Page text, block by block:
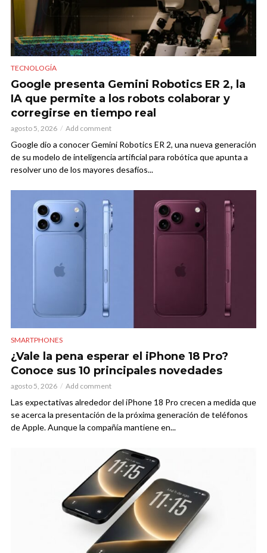
TECNOLOGÍA
Google presenta Gemini Robotics ER 2, la
IA que permite a los robots colaborar y
corregirse en tiempo real
agosto 5, 2026 Add comment
Google dio a conocer Gemini Robotics ER 2, una nueva generación
de su modelo de inteligencia artificial para robótica que apunta a
resolver uno de los mayores desafíos...
SMARTPHONES
¿Vale la pena esperar el iPhone 18 Pro?
Conoce sus 10 principales novedades
agosto 5, 2026 Add comment
Las expectativas alrededor del iPhone 18 Pro crecen a medida que
se acerca la presentación de la próxima generación de teléfonos
de Apple. Aunque la compañía mantiene en...